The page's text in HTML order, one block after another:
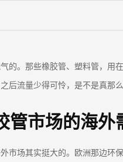
的。那些橡胶管、塑料管，用
后流量少得可怜，是不是真那
管市场的海外
市场其实挺大的。欧洲那边环